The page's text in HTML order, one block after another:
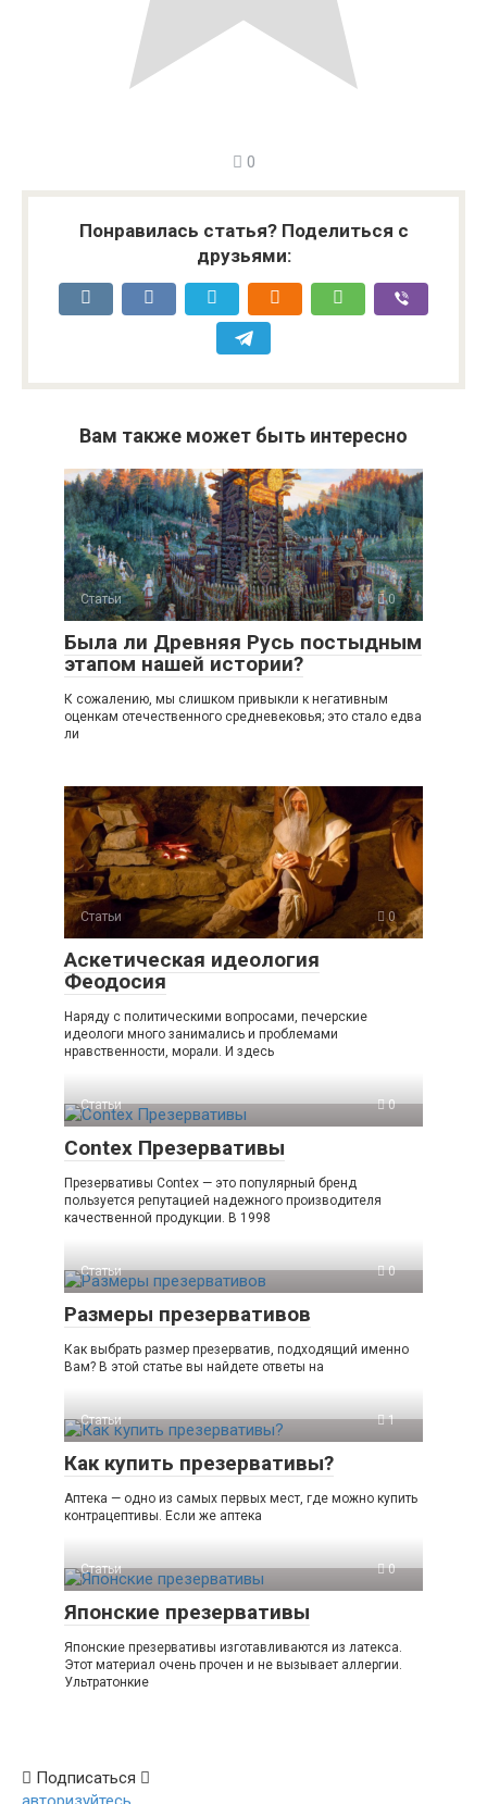
0
Понравилась статья? Поделиться с
друзьями:
Вам также может быть интересно
Статьи 0
Была ли Древняя Русь постыдным
этапом нашей истории?
К сожалению, мы слишком привыкли к негативным
оценкам отечественного средневековья; это стало едва
ли
Статьи 0
Аскетическая идеология
Феодосия
Наряду с политическими вопросами, печерские
идеологи много занимались и проблемами
нравственности, морали. И здесь
Статьи 0
Contex Презервативы
Презервативы Contex — это популярный бренд
пользуется репутацией надежного производителя
качественной продукции. В 1998
Статьи 0
Размеры презервативов
Как выбрать размер презерватив, подходящий именно
Вам? В этой статье вы найдете ответы на
Статьи 1
Как купить презервативы?
Аптека — одно из самых первых мест, где можно купить
контрацептивы. Если же аптека
Статьи 0
Японские презервативы
Японские презервативы изготавливаются из латекса.
Этот материал очень прочен и не вызывает аллергии.
Ультратонкие
Подписаться